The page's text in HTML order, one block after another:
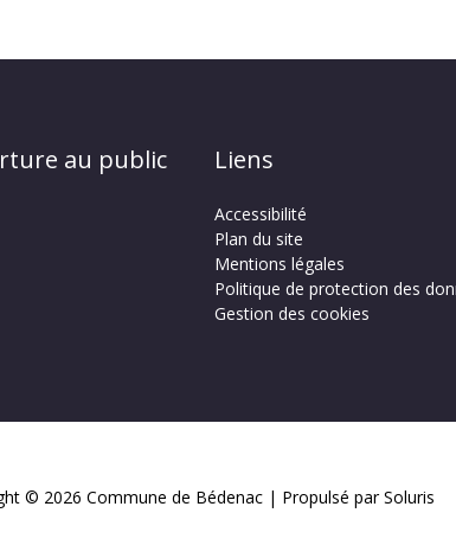
au public
Liens
Accessibilité
Plan du site
Mentions légales
Politique de protection des
Gestion des cookies
© 2026 Commune de Bédenac | Propulsé par Soluris